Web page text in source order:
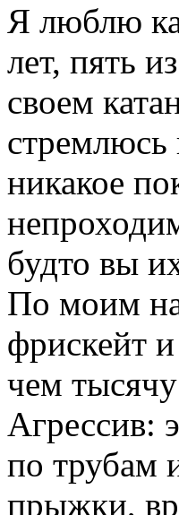
Я люблю
лет, пять
своем
никакое
будто вы
По моим
фрискейт
чем
Агрессив:
по трубам
прыжки,